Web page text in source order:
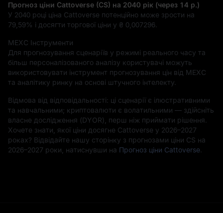
Прогноз ціни Cattoverse (CS) на 2040 рік (через 14 р.)
У 2040 році ціна Cattoverse потенційно може зрости на
79,59% і досягти торгової ціни у ₴ 0,007296
MEXC Інструменти
Для прогнозування сценаріїв у режимі реального часу та
більш персоналізованого аналізу користувачі можуть
використовувати інструмент прогнозування цін від MEXC
та аналітику ринку на основі штучного інтелекту.
Відмова від відповідальності: ці сценарії є ілюстративними
та навчальними; криптовалюти є волатильними — здійсніть
власне дослідження (DYOR), перш ніж приймати рішення.
Хочете знати, якої ціни досягне Cattoverse у 2026–2027
роках? Відвідайте нашу сторінку з прогнозами ціни CS на
2026–2027 роки, натиснувши на Прогноз ціни Cattoverse